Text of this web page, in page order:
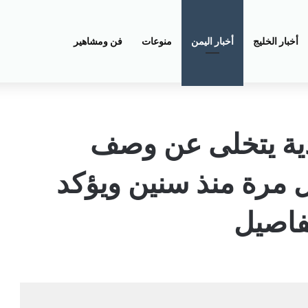
أخبار الخليج أخبار اليمن منوعات فن ومشاهير
يتخلى عن وصف
مرة منذ سنين ويؤكد